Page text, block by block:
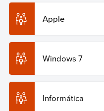
Apple
Windows 7
Informática